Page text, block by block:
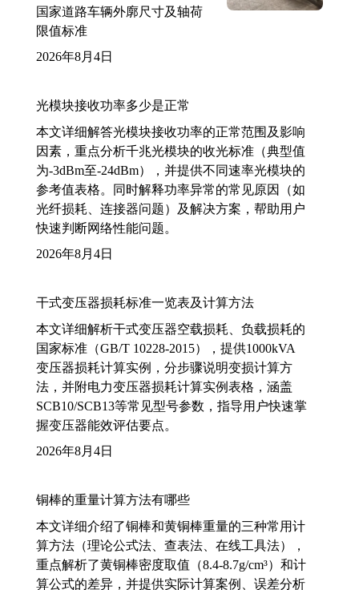
国家道路车辆外廓尺寸及轴荷
限值标准
2026年8月4日
光模块接收功率多少是正常
本文详细解答光模块接收功率的正常范围及影响
因素，重点分析千兆光模块的收光标准（典型值
为-3dBm至-24dBm），并提供不同速率光模块的
参考值表格。同时解释功率异常的常见原因（如
光纤损耗、连接器问题）及解决方案，帮助用户
快速判断网络性能问题。
2026年8月4日
干式变压器损耗标准一览表及计算方法
本文详细解析干式变压器空载损耗、负载损耗的
国家标准（GB/T 10228-2015），提供1000kVA
变压器损耗计算实例，分步骤说明变损计算方
法，并附电力变压器损耗计算实例表格，涵盖
SCB10/SCB13等常见型号参数，指导用户快速掌
握变压器能效评估要点。
2026年8月4日
铜棒的重量计算方法有哪些
本文详细介绍了铜棒和黄铜棒重量的三种常用计
算方法（理论公式法、查表法、在线工具法），
重点解析了黄铜棒密度取值（8.4-8.7g/cm³）和计
算公式的差异，并提供实际计算案例、误差分析